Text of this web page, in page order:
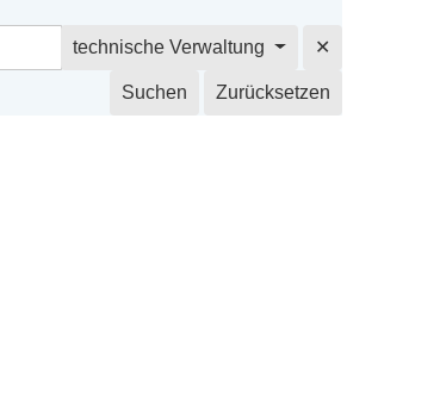
technische Verwaltung ✕
Suchen Zurücksetzen